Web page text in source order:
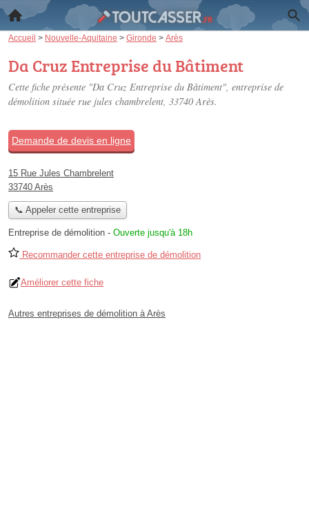
Accueil > Nouvelle-Aquitaine > Gironde > Arès
Da Cruz Entreprise du Bâtiment
Cette fiche présente "Da Cruz Entreprise du Bâtiment", entreprise de
démolition située rue jules chambrelent, 33740 Arès.
Demande de devis en ligne
15 Rue Jules Chambrelent
33740 Arès
📞 Appeler cette entreprise
Entreprise de démolition - Ouverte jusqu'à 18h
Recommander cette entreprise de démolition
Améliorer cette fiche
Autres entreprises de démolition à Arès